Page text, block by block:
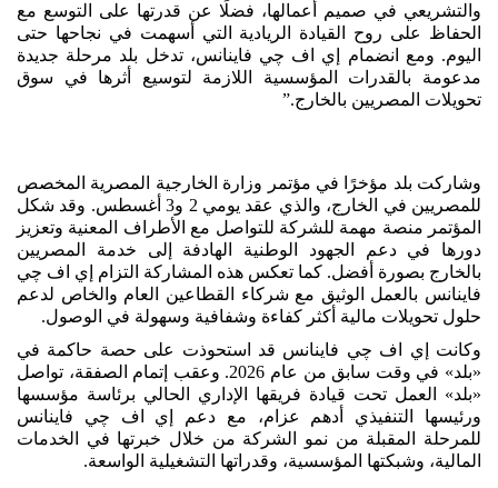
والتشريعي في صميم أعمالها، فضلًا عن قدرتها على التوسع مع
الحفاظ على روح القيادة الريادية التي أسهمت في نجاحها حتى
اليوم. ومع انضمام إي اف چي فاينانس، تدخل بلد مرحلة جديدة
مدعومة بالقدرات المؤسسية اللازمة لتوسيع أثرها في سوق
تحويلات المصريين بالخارج.”
وشاركت بلد مؤخرًا في مؤتمر وزارة الخارجية المصرية المخصص
للمصريين في الخارج، والذي عقد يومي 2 و3 أغسطس. وقد شكل
المؤتمر منصة مهمة للشركة للتواصل مع الأطراف المعنية وتعزيز
دورها في دعم الجهود الوطنية الهادفة إلى خدمة المصريين
بالخارج بصورة أفضل. كما تعكس هذه المشاركة التزام إي اف چي
فاينانس بالعمل الوثيق مع شركاء القطاعين العام والخاص لدعم
حلول تحويلات مالية أكثر كفاءة وشفافية وسهولة في الوصول.
وكانت إي اف چي فاينانس قد استحوذت على حصة حاكمة في
«بلد» في وقت سابق من عام 2026. وعقب إتمام الصفقة، تواصل
«بلد» العمل تحت قيادة فريقها الإداري الحالي برئاسة مؤسسها
ورئيسها التنفيذي أدهم عزام، مع دعم إي اف چي فاينانس
للمرحلة المقبلة من نمو الشركة من خلال خبرتها في الخدمات
المالية، وشبكتها المؤسسية، وقدراتها التشغيلية الواسعة.